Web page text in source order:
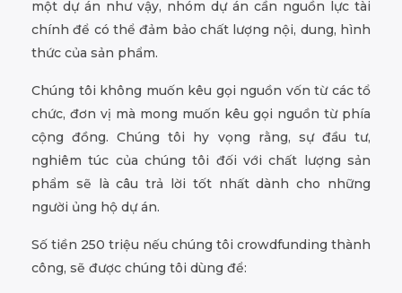
một dự án như vậy, nhóm dự án cần nguồn lực tài
chính để có thể đảm bảo chất lượng nội, dung, hình
thức của sản phẩm.
Chúng tôi không muốn kêu gọi nguồn vốn từ các tổ
chức, đơn vị mà mong muốn kêu gọi nguồn từ phía
cộng đồng. Chúng tôi hy vọng rằng, sự đầu tư,
nghiêm túc của chúng tôi đối với chất lượng sản
phẩm sẽ là câu trả lời tốt nhất dành cho những
người ủng hộ dự án.
Số tiền 250 triệu nếu chúng tôi crowdfunding thành
công, sẽ được chúng tôi dùng để: